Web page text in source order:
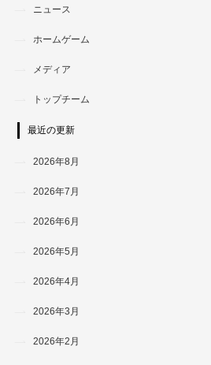
ニュース
ホームゲーム
メディア
トップチーム
最近の更新
2026年8月
2026年7月
2026年6月
2026年5月
2026年4月
2026年3月
2026年2月